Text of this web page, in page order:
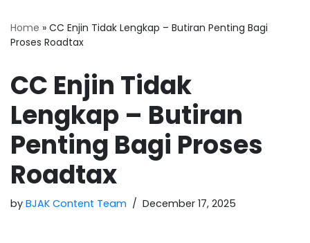
Home » CC Enjin Tidak Lengkap – Butiran Penting Bagi
Proses Roadtax
CC Enjin Tidak
Lengkap – Butiran
Penting Bagi Proses
Roadtax
by BJAK Content Team December 17, 2025